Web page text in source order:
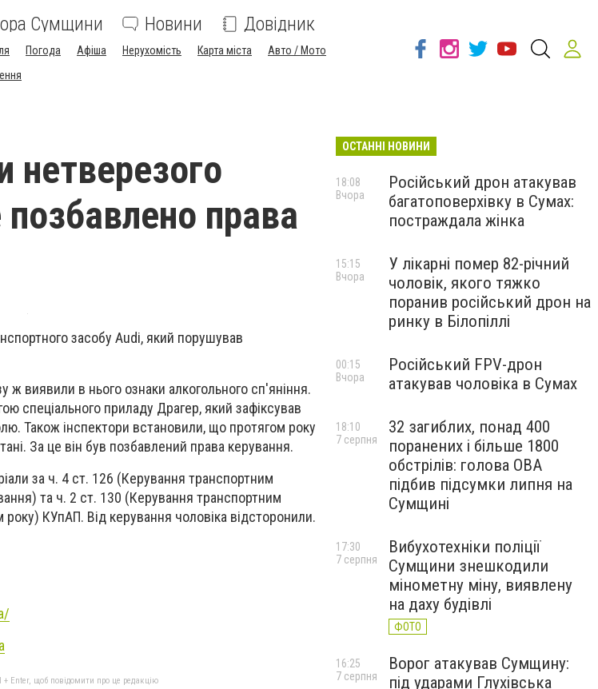
Сумщини Новини Довідник
Погода Афіша Нерухомість Карта міста
Авто / Мото
нетверезого
права
засобу Audi, який порушував
ж виявили в нього ознаки алкогольного сп'яніння.
спеціального приладу Драгер, який зафіксував
Також інспектори встановили, що протягом року
За це він був позбавлений права керування.
за ч. 4 ст. 126 (Керування транспортним
та ч. 2 ст. 130 (Керування транспортним
КУпАП. Від керування чоловіка відсторонили.
+ Enter, щоб повідомити про це редакцію
ОСТАННІ НОВИНИ
Російський дрон атакував
багатоповерхівку в Сумах:
постраждала жінка
18:08
Вчора
У лікарні помер 82-річний
чоловік, якого тяжко
поранив російський дрон на
ринку в Білопіллі
15:15
Вчора
Російський FPV-дрон
атакував чоловіка в Сумах
00:15
Вчора
32 загиблих, понад 400
поранених і більше 1800
обстрілів: голова ОВА
підбив підсумки липня на
Сумщині
18:10
7 серпня
Вибухотехніки поліції
Сумщини знешкодили
мінометну міну, виявлену
на даху будівлі
ФОТО
17:30
7 серпня
Ворог атакував Сумщину:
під ударами Глухівська
16:25
7 серпня